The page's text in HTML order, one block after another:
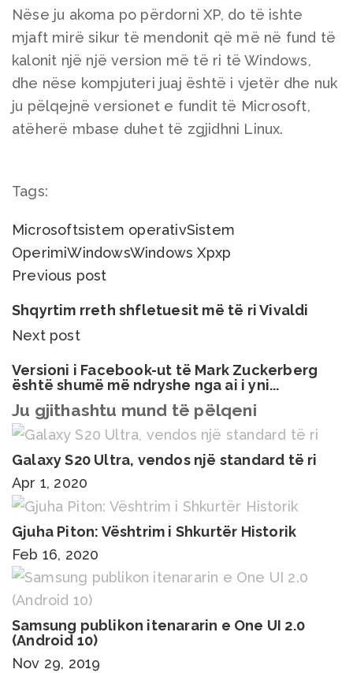
Nëse ju akoma po përdorni XP, do të ishte
mjaft mirë sikur të mendonit që më në fund të
kalonit një një version më të ri të Windows,
dhe nëse kompjuteri juaj është i vjetër dhe nuk
ju pëlqejnë versionet e fundit të Microsoft,
atëherë mbase duhet të zgjidhni Linux.
Tags:
Microsoftsistem operativSistem
OperimiWindowsWindows Xpxp
Previous post
Shqyrtim rreth shfletuesit më të ri Vivaldi
Next post
Versioni i Facebook-ut të Mark Zuckerberg
është shumë më ndryshe nga ai i yni...
Ju gjithashtu mund të pëlqeni
Galaxy S20 Ultra, vendos një standard të ri
Apr 1, 2020
Gjuha Piton: Vështrim i Shkurtër Historik
Feb 16, 2020
Samsung publikon itenararin e One UI 2.0
(Android 10)
Nov 29, 2019